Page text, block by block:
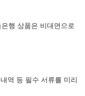
행 상품은 비대면으로
역 등 필수 서류를 미리